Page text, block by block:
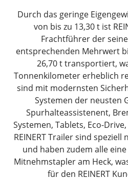
Durch das geringe
von bis zu 13,30 t ist
Frachtführer der
entsprechenden Mehrwert
26,70 t transportiert,
Tonnenkilometer erheblich
sind mit modernsten
Systemen der neusten
Spurhalteassistenent,
Systemen, Tablets, Eco-
REINERT Trailer sind speziell
und haben zudem alle
Mitnehmstapler am Heck,
für den REINERT